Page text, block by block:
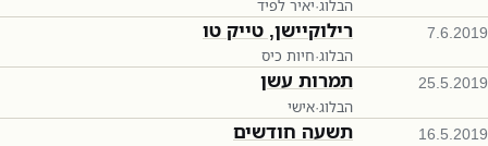
הבלוג·יאיר לפיד
7.6.2019 רילוקיישן, טייק טו
הבלוג·חיות כיס
25.5.2019 תמרות עשן
הבלוג·אישי
16.5.2019 תשעה חודשים